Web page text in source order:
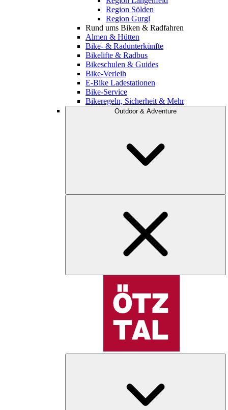
Region Sölden
Region Gurgl
Rund ums Biken & Radfahren
Almen & Hütten
Bike- & Radunterkünfte
Bikelifte & Radbus
Bikeschulen & Guides
Bike-Verleih
E-Bike Ladestationen
Bike-Service
Bikeregeln, Sicherheit & Mehr
Outdoor & Adventure